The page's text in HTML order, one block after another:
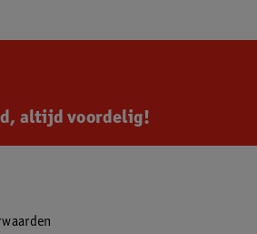
altijd voordelig!